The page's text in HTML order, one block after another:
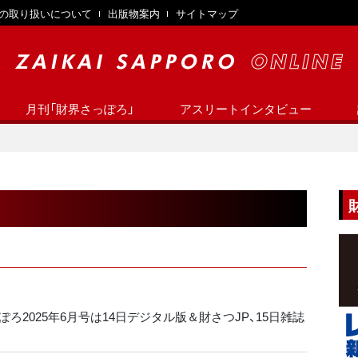
取り扱いについて 出版物案内 サイトマップ
月刊「財界さっぽろ」 アスリートインタビュー
ろ2025年6月号は14日デジタル版＆財さつJP、15日雑誌